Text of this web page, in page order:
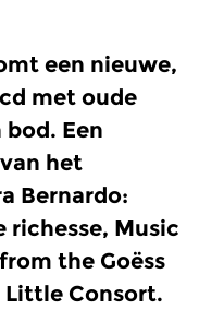
een nieuwe,
met oude
Een
het
Bernardo:
richesse, Music
the Goëss
Little Consort.